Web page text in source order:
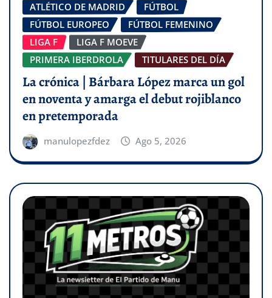
ATLÉTICO DE MADRID
FÚTBOL
FÚTBOL EUROPEO
FÚTBOL FEMENINO
LIGA F
LIGA F MOEVE
PRIMERA IBERDROLA
TITULARES DEL DÍA
La crónica | Bárbara López marca un gol
en noventa y amarga el debut rojiblanco
en pretemporada
manulopezfdez Ago 5, 2026